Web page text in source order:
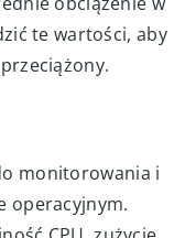
te wartości, aby
monitorowania i
operacyjnym.